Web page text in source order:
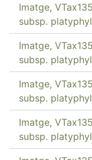
Imatge,
subsp.
Imatge,
subsp.
Imatge,
subsp.
Imatge,
subsp.